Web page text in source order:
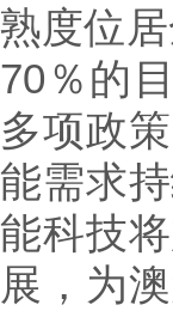
熟度位
70％的
多项政
能需求
能科技
展，为